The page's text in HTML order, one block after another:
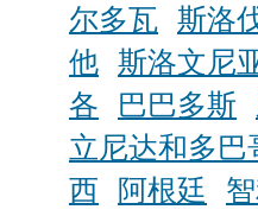
尔多瓦 斯洛
他 斯洛文尼
各
巴巴多斯
立尼达和多巴
西
阿根廷 智